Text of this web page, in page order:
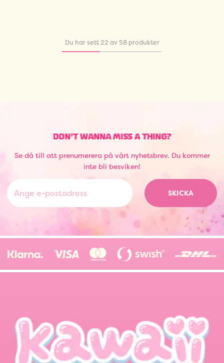
Du har sett 22 av 58 produkter
DON'T WANNA MISS A THING?
Se då till att prenumerera på vårt nyhetsbrev. Du kommer
inte bli besviken!
SKICKA